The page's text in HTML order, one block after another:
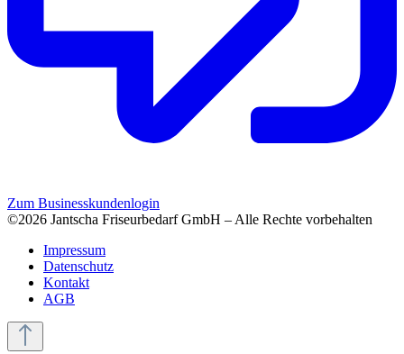
Zum Businesskundenlogin
©2026 Jantscha Friseurbedarf GmbH – Alle Rechte vorbehalten
Impressum
Datenschutz
Kontakt
AGB